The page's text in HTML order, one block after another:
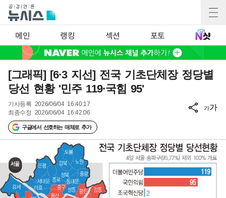
메인 랭킹 섹션 포토
[그래픽] [6·3 지선] 전국 기초단체장 정당별
당선 현황 '민주 119·국힘 95'
기사등록 2026/06/04 16:40:17
최종수정 2026/06/04 16:42:06
구글에서 선호하는 매체로 추가
가가